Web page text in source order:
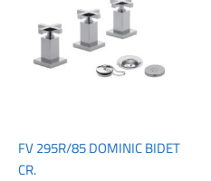
FV 295R/85 DOMINIC BIDET
CR.